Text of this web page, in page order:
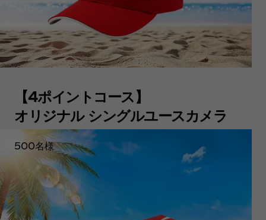
【4ポイントコース】
オリジナル シングルユースカメラ
500名様